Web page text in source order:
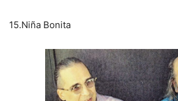
15.Niña Bonita